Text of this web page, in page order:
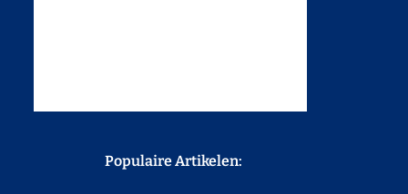
Populaire Artikelen: